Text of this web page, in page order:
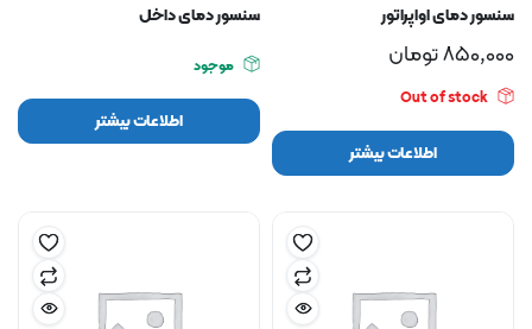
سنسور دمای اواپراتور
850,000تومان
Out of stock
اطلاعات بیشتر
سنسور دمای داخل
موجود
اطلاعات بیشتر